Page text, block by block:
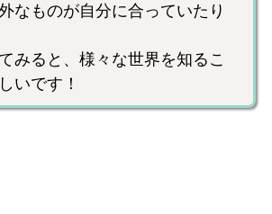
なものが自分に合っていたり
みると、様々な世界を知るこ
いです！